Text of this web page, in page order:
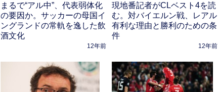
まるで“アル中”、代表弱体化
の要因か。サッカーの母国イ
ングランドの常軌を逸した飲
酒文化
12年前
現地番記者がCLベスト4を読
む。対バイエルン戦、レアル
有利な理由と勝利のための条
件
12年前